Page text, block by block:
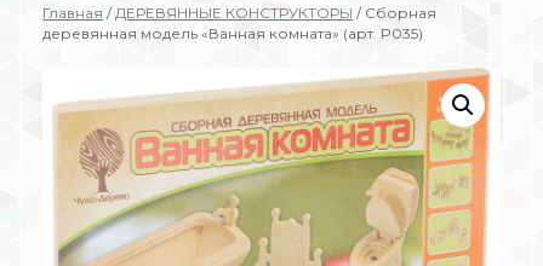
Главная / ДЕРЕВЯННЫЕ КОНСТРУКТОРЫ / Сборная
деревянная модель «Ванная комната» (арт. P035)